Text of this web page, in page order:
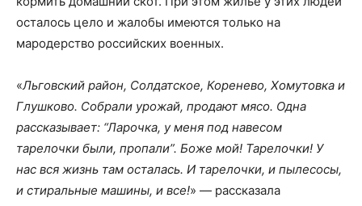
осталось цело и жалобы имеются только на
мародерство российских военных.
«Льговский район, Солдатское, Коренево, Хомутовка и
Глушково. Собрали урожай, продают мясо. Одна
рассказывает: “Ларочка, у меня под навесом
тарелочки были, пропали”. Боже мой! Тарелочки! У
нас вся жизнь там осталась. И тарелочки, и пылесосы,
и стиральные машины, и все!» — рассказала